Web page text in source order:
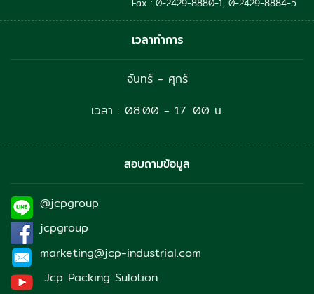
เวลาทำการ
จันทร์ - ศุกร์
เวลา : 08:00 - 17 :00 น.
สอบถามข้อมูล
@jcpgroup
jcpgroup
marketing@jcp-industrial.com
Jcp Packing Sulotion